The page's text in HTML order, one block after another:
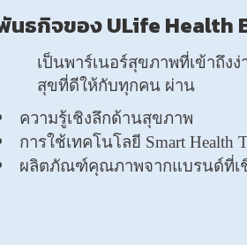
นธกิจของ ULife Health
เป็นพาร์เนอร์สุขภาพที่เข้าถึง
สุขที่ดีให้กับทุกคน ผ่าน
ความรู้เชิงลึกด้านสุขภาพ
การใช้เทคโนโลยี Smart Health
ผลิตภัณฑ์คุณภาพจากแบรนด์ที่เ